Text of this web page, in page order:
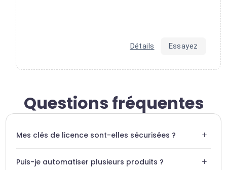
Détails Essayez
Questions fréquentes
Mes clés de licence sont-elles sécurisées ? +
conformes aux standards de l'industrie pour
Puis-je automatiser plusieurs produits ? +